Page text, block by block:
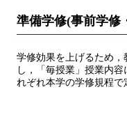
準備学修(事前学修
学修効果を上げるため
し，「毎授業」授業内
れぞれ本学の学修規程で